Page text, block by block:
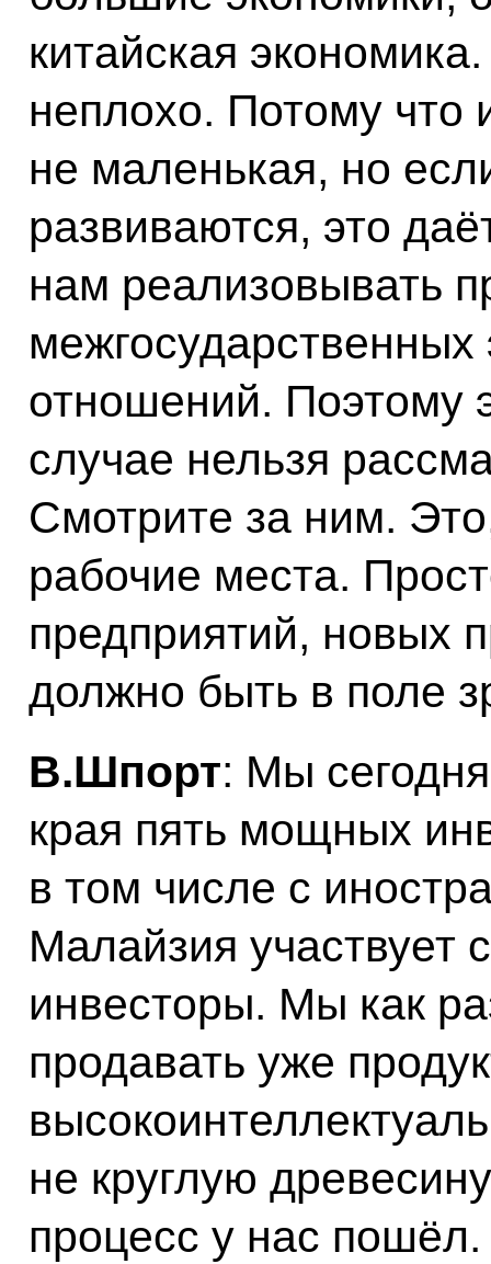
китайская
неплохо. Потому что
не маленькая, но
развиваются, это
нам реализовывать
межгосударственных
отношений. Поэтому
случае нельзя
Смотрите за ним.
рабочие места.
предприятий, новых
должно быть в поле
В.Шпорт: Мы
края пять мощных
в том числе с
Малайзия участвует
инвесторы. Мы как
продавать уже
не круглую
процесс у нас